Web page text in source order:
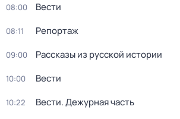
08:00 Вести
08:11 Репортаж
09:00 Рассказы из русской истории
10:00 Вести
10:22 Вести. Дежурная часть